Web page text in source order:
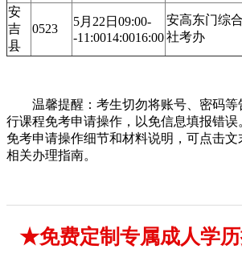
安
吉
县
0523
5月22日09:00-
-11:0014:0016:00
安高东门综
社考办
温馨提醒：考生切勿将账号、密码等
行课程免考申请操作，以免信息填报错
免考申请操作细节和材料说明，可点击文
相关办理指南。
★免费定制专属成人学